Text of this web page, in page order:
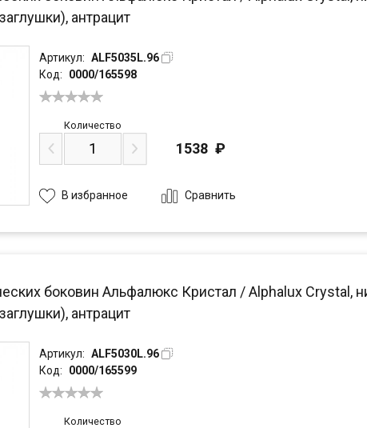
антрацит
Артикул: ALF5035L.96
Код:
0000/165598
Количество
1538 ₽
В избранное Сравнить
боковин Альфалюкс Кристал / Alphalux Crystal,
антрацит
Артикул: ALF5030L.96
Код:
0000/165599
Количество